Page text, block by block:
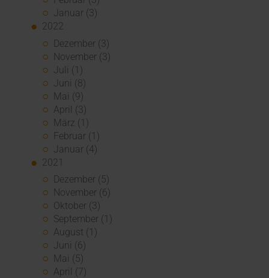
Januar (3)
2022
Dezember (3)
November (3)
Juli (1)
Juni (8)
Mai (9)
April (3)
März (1)
Februar (1)
Januar (4)
2021
Dezember (5)
November (6)
Oktober (3)
September (1)
August (1)
Juni (6)
Mai (5)
April (7)